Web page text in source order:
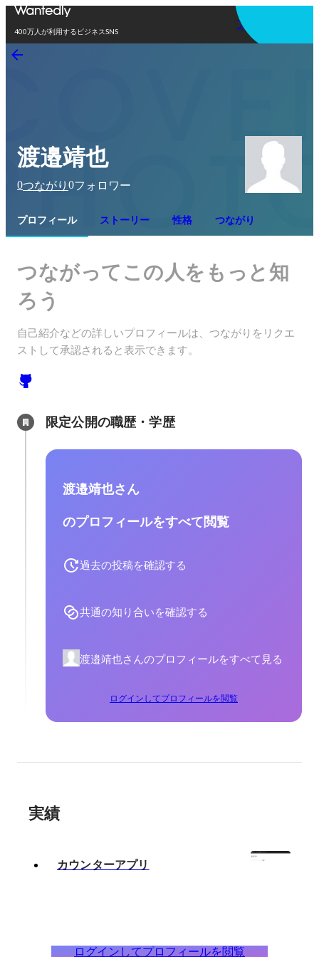
400万人が利用するビジネスSNS
アプリを使う
渡邉靖也
0つながり 0フォロワー
プロフィール ストーリー 性格 つながり
つながってこの人をもっと知
ろう
自己紹介などの詳しいプロフィールは、つながりをリクエ
ストして承認されると表示できます。
限定公開の職歴・学歴
渡邉靖也さん
のプロフィールをすべて閲覧
過去の投稿を確認する
共通の知り合いを確認する
渡邉靖也さんのプロフィールをすべて見る
ログインしてプロフィールを閲覧
実績
カウンターアプリ
ログインしてプロフィールを閲覧